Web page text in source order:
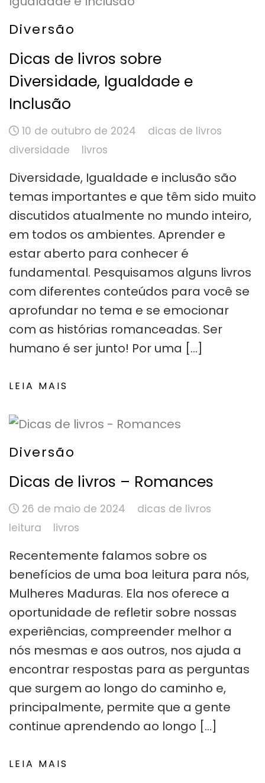
Diversão
Dicas de livros sobre
Diversidade, Igualdade e
Inclusão
10 de outubro de 2024
dicas de livros
diversidade
livros
Diversidade, Igualdade e inclusão são
temas importantes e que têm sido muito
discutidos atualmente no mundo inteiro,
em todos os ambientes. Aprender e
estar aberto para conhecer é
fundamental. Pesquisamos alguns livros
com diferentes conteúdos para você se
aprofundar no tema e se emocionar
com as histórias romanceadas. Ser
humano é ser junto! Por uma […]
LEIA MAIS
Diversão
Dicas de livros – Romances
26 de maio de 2024
dicas de livros
leitura
livros
Recentemente falamos sobre os
benefícios de uma boa leitura para nós,
Mulheres Maduras. Ela nos oferece a
oportunidade de refletir sobre nossas
experiências, compreender melhor a
nós mesmas e aos outros, nos ajuda a
encontrar respostas para as perguntas
que surgem ao longo do caminho e,
principalmente, permite que a gente
continue aprendendo ao longo […]
LEIA MAIS